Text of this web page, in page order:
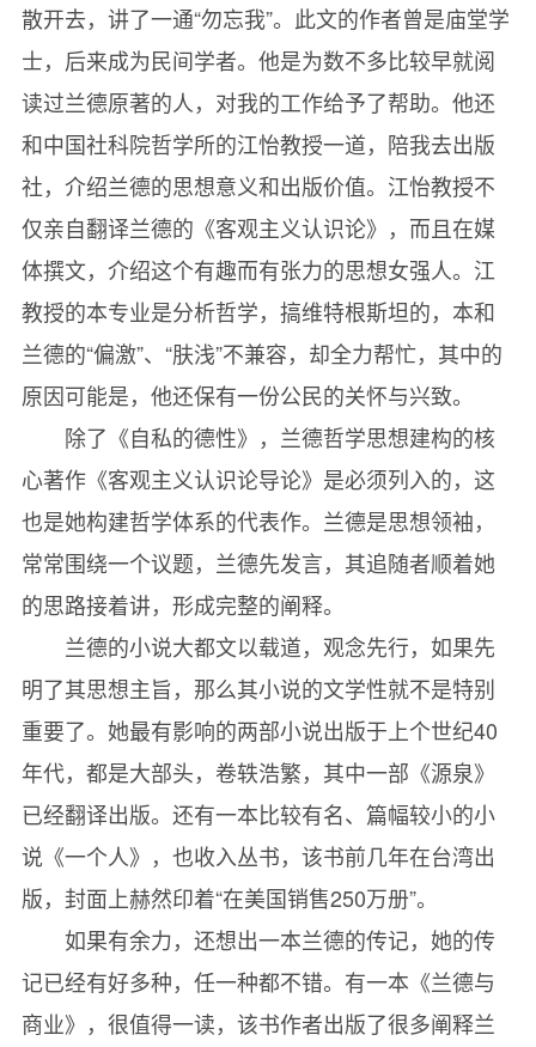
散开去，讲了一通“勿忘我”。此文的作者曾是庙堂学
士，后来成为民间学者。他是为数不多比较早就阅
读过兰德原著的人，对我的工作给予了帮助。他还
和中国社科院哲学所的江怡教授一道，陪我去出版
社，介绍兰德的思想意义和出版价值。江怡教授不
仅亲自翻译兰德的《客观主义认识论》，而且在媒
体撰文，介绍这个有趣而有张力的思想女强人。江
教授的本专业是分析哲学，搞维特根斯坦的，本和
兰德的“偏激”、“肤浅”不兼容，却全力帮忙，其中的
原因可能是，他还保有一份公民的关怀与兴致。
除了《自私的德性》，兰德哲学思想建构的核
心著作《客观主义认识论导论》是必须列入的，这
也是她构建哲学体系的代表作。兰德是思想领袖，
常常围绕一个议题，兰德先发言，其追随者顺着她
的思路接着讲，形成完整的阐释。
兰德的小说大都文以载道，观念先行，如果先
明了其思想主旨，那么其小说的文学性就不是特别
重要了。她最有影响的两部小说出版于上个世纪40
年代，都是大部头，卷轶浩繁，其中一部《源泉》
已经翻译出版。还有一本比较有名、篇幅较小的小
说《一个人》，也收入丛书，该书前几年在台湾出
版，封面上赫然印着“在美国销售250万册”。
如果有余力，还想出一本兰德的传记，她的传
记已经有好多种，任一种都不错。有一本《兰德与
商业》，很值得一读，该书作者出版了很多阐释兰